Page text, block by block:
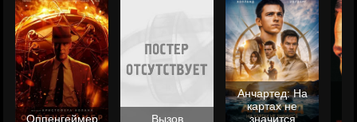
Оппенгеймер Вызов
Анчартед: На
картах не
значится